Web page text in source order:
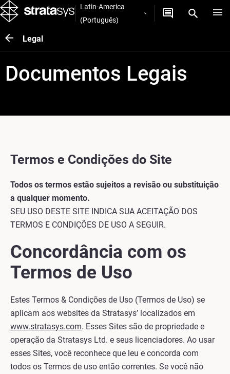
Latin-America
(Português)
Legal
Documentos Legais
Termos e Condições do Site
Todos os termos estão sujeitos a revisão ou substituição
a qualquer momento.
SEU USO DESTE SITE INDICA SUA ACEITAÇÃO DOS
TERMOS E CONDIÇÕES DE USO A SEGUIR.
Concordância com os
Termos de Uso
Estes Termos & Condições de Uso (Termos de Uso) se
aplicam aos websites da Stratasys’ localizados em
www.stratasys.com. Esses Sites são de propriedade e
operação da Stratasys Ltd. e seus licenciadores. Ao usar
esses Sites, você reconhece que leu e concorda com
todos os Termos de uso então correntes. Se você não